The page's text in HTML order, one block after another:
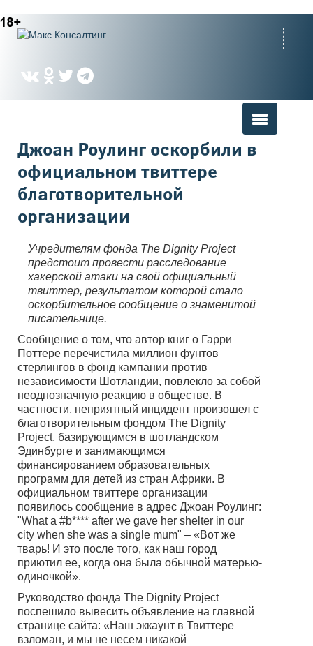
Вы здесь
Джоан Роулинг оскорбили в
официальном твиттере
благотворительной
организации
Учредителям фонда The Dignity Project
предстоит провести расследование
хакерской атаки на свой официальный
твиттер, результатом которой стало
оскорбительное сообщение о знаменитой
писательнице.
Сообщение о том, что автор книг о Гарри
Поттере перечистила миллион фунтов
стерлингов в фонд кампании против
независимости Шотландии, повлекло за собой
неоднозначную реакцию в обществе. В
частности, неприятный инцидент произошел с
благотворительным фондом The Dignity
Project, базирующимся в шотландском
Эдинбурге и занимающимся
финансированием образовательных
программ для детей из стран Африки. В
официальном твиттере организации
появилось сообщение в адрес Джоан Роулинг:
"What a #b**** after we gave her shelter in our
city when she was a single mum" – «Вот же
тварь! И это после того, как наш город
приютил ее, когда она была обычной матерью-
одиночкой».
Руководство фонда The Dignity Project
поспешило вывесить объявление на главной
странице сайта: «Наш эккаунт в Твиттере
взломан, и мы не несем никакой